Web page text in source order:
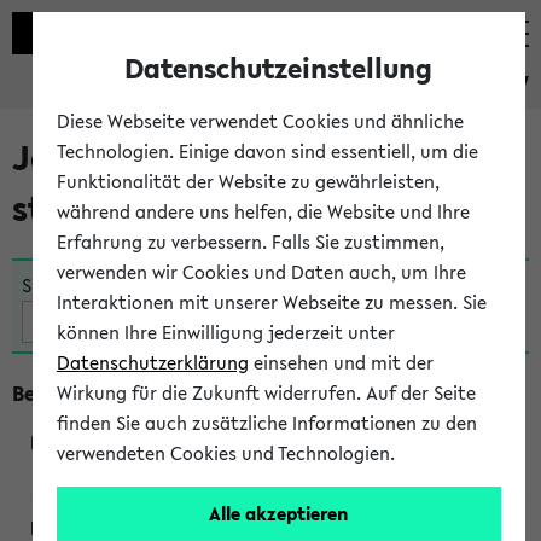
eKVV
Jetzt und in Kürze
stattfindende Veranstaltungen
Suche:
Beginn um 10 Uhr
Datenschutzeinstellung
Diese Webseite verwendet Cookies und ähnliche
Technologien. Einige davon sind essentiell, um die
Funktionalität der Website zu gewährleisten,
während andere uns helfen, die Website und Ihre
Erfahrung zu verbessern. Falls Sie zustimmen,
verwenden wir Cookies und Daten auch, um Ihre
Interaktionen mit unserer Webseite zu messen. Sie
können Ihre Einwilligung jederzeit unter
Datenschutzerklärung einsehen und mit der
Wirkung für die Zukunft widerrufen. Auf der Seite
finden Sie auch zusätzliche Informationen zu den
verwendeten Cookies und Technologien.
Alle akzeptieren